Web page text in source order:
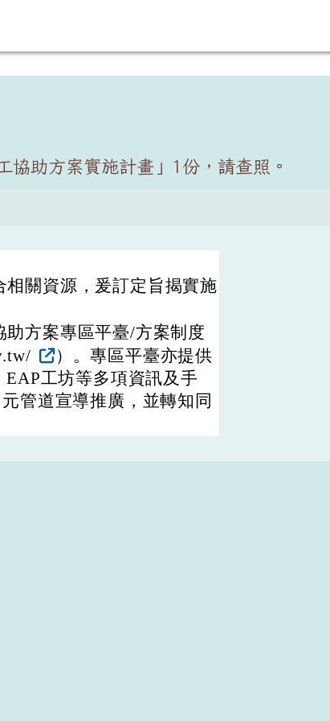
協助方案實施計畫」1份，請查照。
關資源，爰訂定旨揭實施
助方案專區平臺/方案制度
）。專區平臺亦提供
工坊等多項資訊及手
管道宣導推廣，並轉知同